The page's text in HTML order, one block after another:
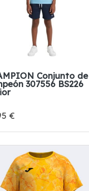
Conjunto de
307556 BS226
€